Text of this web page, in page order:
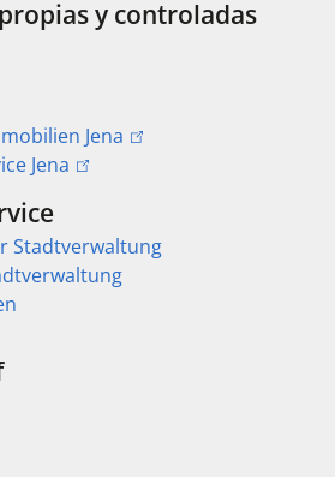
y controladas
Jena
Jena
Stadtverwaltung